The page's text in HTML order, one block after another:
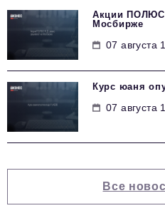
Акции ПОЛЮС
Мосбирже
07 августа
Курс юаня
07 августа
Все